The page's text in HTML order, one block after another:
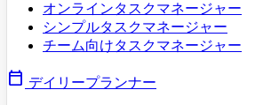
オンラインタスクマネージャー
シンプルタスクマネージャー
チーム向けタスクマネージャー
calendar_today デイリープランナー